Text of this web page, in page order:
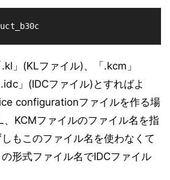
」(KLファイル)、「.kcm」
」(IDCファイル)とすればよ
configurationファイルを作る場
KCMファイルのファイル名を指
もこのファイル名を使わなくて
形式ファイル名でIDCファイル